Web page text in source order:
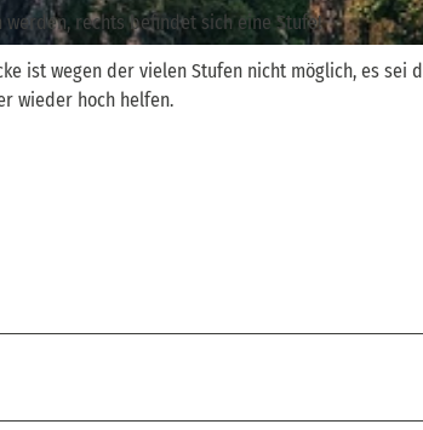
rechts befindet sich eine Stufe!
ist wegen der vielen Stufen nicht möglich, es sei
wieder hoch helfen.